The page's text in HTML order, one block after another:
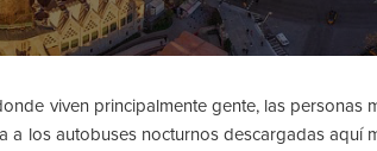
viven principalmente gente, las personas
a los autobuses nocturnos descargadas aquí